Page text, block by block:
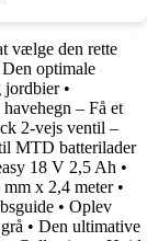
vælge den rette
optimale
jordbier•
– Få et
2-vejs ventil –
MTD batterilader
18 V 2,5 Ah •
x 2,4 meter•
• Oplev
• Den ultimative